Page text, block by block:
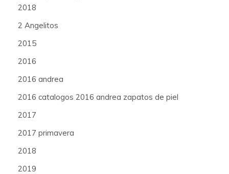
2018
2 Angelitos
2015
2016
2016 andrea
2016 catalogos 2016 andrea zapatos de piel
2017
2017 primavera
2018
2019